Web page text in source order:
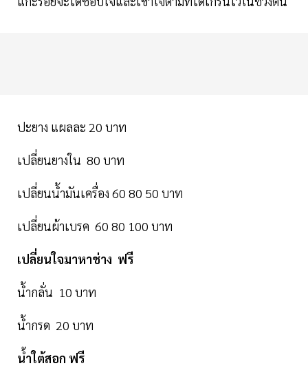
ปะยาง แผลละ 20 บาท
เปลี่ยนยางใน 80 บาท
เปลี่ยนน้ำมันเครื่อง 60 80 50 บาท
เปลี่ยนผ้าเบรค 60 80 100 บาท
เปลี่ยนใจมาหาช่าง ฟรี
น้ำกลั่น 10 บาท
น้ำกรด 20 บาท
น้ำใต้สอก ฟรี